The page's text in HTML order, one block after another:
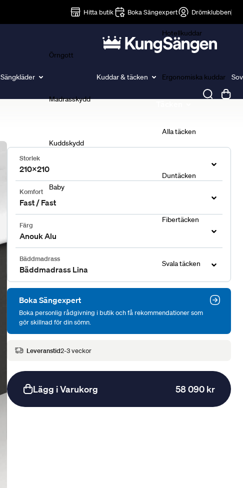
Hitta butik Boka Sängexpert Drömklubben
Sängkläder
Örngott
Madrasskydd
Kuddskydd
Baby
Kuddar & täcken
Hotellkuddar
Ergonomiska kuddar
Alla täcken
Duntäcken
Fibertäcken
Svala täcken
Storlek
210x210
Komfort
Fast / Fast
Färg
Anouk Alu
Bäddmadrass
Bäddmadrass Lina
Boka Sängexpert
Boka personlig rådgivning i butik och få rekommendationer som
gör skillnad för din sömn.
Leveranstid2-3 veckor
Lägg i Varukorg 58 090 kr